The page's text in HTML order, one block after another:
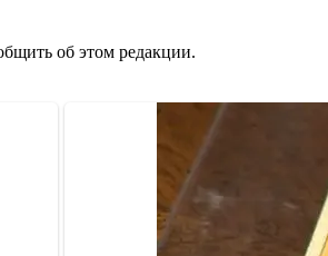
об этом редакции.